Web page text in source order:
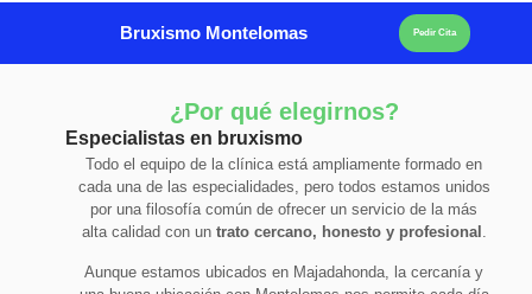
Bruxismo Montelomas Pedir Cita
¿Por qué elegirnos?
Especialistas en bruxismo
Todo el equipo de la clínica está ampliamente formado en
cada una de las especialidades, pero todos estamos unidos
por una filosofía común de ofrecer un servicio de la más
alta calidad con untrato cercano, honesto y profesional .
Aunque estamos ubicados en Majadahonda, la cercanía y